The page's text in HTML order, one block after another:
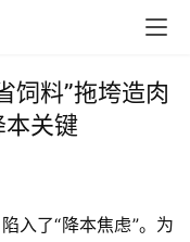
饲料”拖垮造肉
本关键
入了“降本焦虑”。为